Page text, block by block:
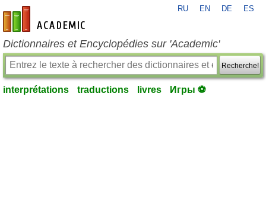
fr-academic.com
RU EN DE ES
Dictionnaires et Encyclopédies sur 'Academic'
Recherche!
interprétations traductions livres Игры ⚽